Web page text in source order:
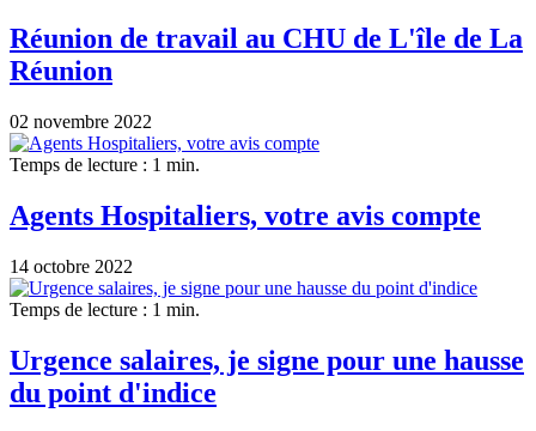
Réunion de travail au CHU de L'île de La
Réunion
02 novembre 2022
Temps de lecture : 1 min.
Agents Hospitaliers, votre avis compte
14 octobre 2022
Temps de lecture : 1 min.
Urgence salaires, je signe pour une hausse
du point d'indice